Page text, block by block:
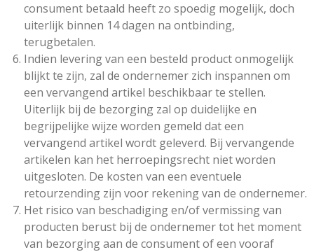
consument betaald heeft zo spoedig mogelijk, doch
uiterlijk binnen 14 dagen na ontbinding,
terugbetalen.
Indien levering van een besteld product onmogelijk
blijkt te zijn, zal de ondernemer zich inspannen om
een vervangend artikel beschikbaar te stellen.
Uiterlijk bij de bezorging zal op duidelijke en
begrijpelijke wijze worden gemeld dat een
vervangend artikel wordt geleverd. Bij vervangende
artikelen kan het herroepingsrecht niet worden
uitgesloten. De kosten van een eventuele
retourzending zijn voor rekening van de ondernemer.
Het risico van beschadiging en/of vermissing van
producten berust bij de ondernemer tot het moment
van bezorging aan de consument of een vooraf